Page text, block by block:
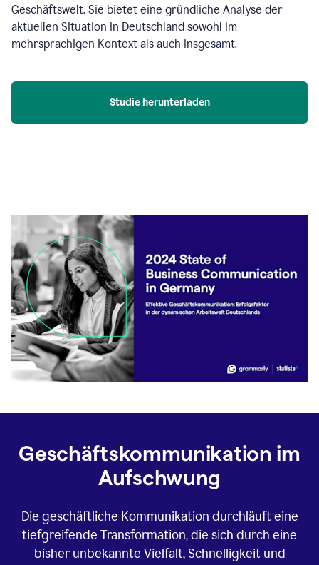
Geschäftswelt. Sie bietet eine gründliche Analyse der
aktuellen Situation in Deutschland sowohl im
mehrsprachigen Kontext als auch insgesamt.
Studie herunterladen
Geschäftskommunikation im
Aufschwung
Die geschäftliche Kommunikation durchläuft eine
tiefgreifende Transformation, die sich durch eine
bisher unbekannte Vielfalt, Schnelligkeit und